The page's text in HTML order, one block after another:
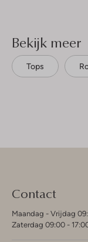
Bekijk meer
Tops
Contact
Maandag - Vrijdag
Zaterdag 09:00 -